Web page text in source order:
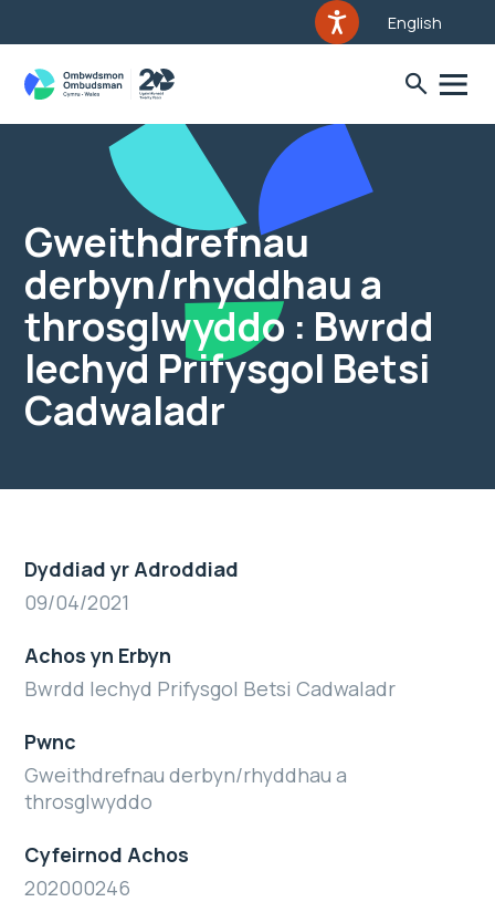
English
Gweithdrefnau
derbyn/rhyddhau a
throsglwyddo : Bwrdd
Iechyd Prifysgol Betsi
Cadwaladr
Dyddiad yr Adroddiad
09/04/2021
Achos yn Erbyn
Bwrdd Iechyd Prifysgol Betsi Cadwaladr
Pwnc
Gweithdrefnau derbyn/rhyddhau a
throsglwyddo
Cyfeirnod Achos
202000246